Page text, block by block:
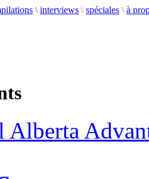
\ interviews \ spéciales \ à
Alberta